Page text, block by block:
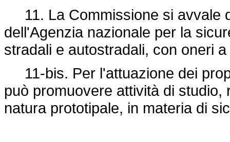
11. La Commissione si avvale
dell'Agenzia nazionale per la
stradali e autostradali, con oneri
11-bis. Per l'attuazione dei
può promuovere attività di
natura prototipale, in materia di